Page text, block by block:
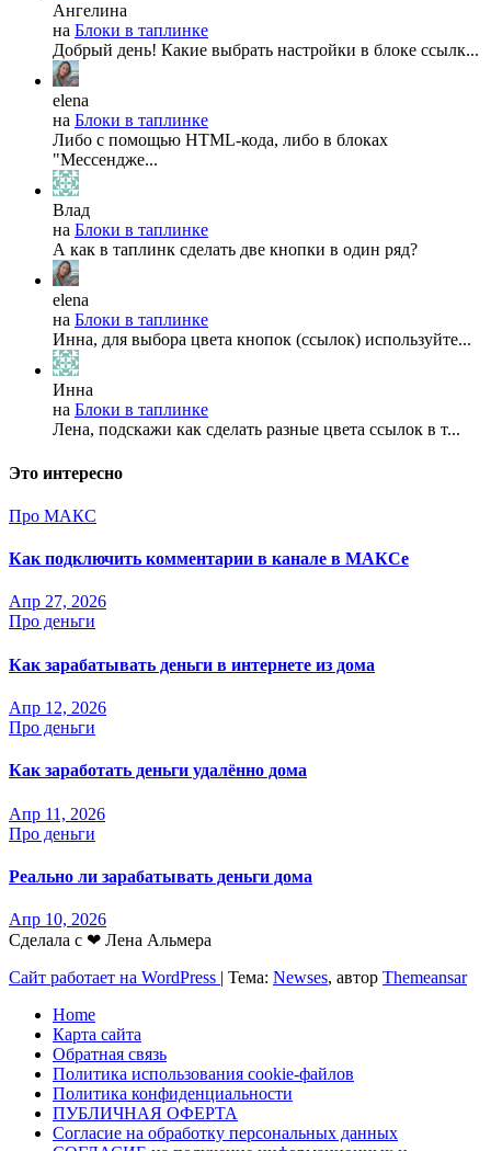
Ангелина
на Блоки в таплинке
Добрый день! Какие выбрать настройки в блоке ссылк...
elena
на Блоки в таплинке
Либо с помощью HTML-кода, либо в блоках
"Мессендже...
Влад
на Блоки в таплинке
А как в таплинк сделать две кнопки в один ряд?
elena
на Блоки в таплинке
Инна, для выбора цвета кнопок (ссылок) используйте...
Инна
на Блоки в таплинке
Лена, подскажи как сделать разные цвета ссылок в т...
Это интересно
Про МАКС
Как подключить комментарии в канале в МАКСе
Апр 27, 2026
Про деньги
Как зарабатывать деньги в интернете из дома
Апр 12, 2026
Про деньги
Как заработать деньги удалённо дома
Апр 11, 2026
Про деньги
Реально ли зарабатывать деньги дома
Апр 10, 2026
Сделала с ❤ Лена Альмера
Сайт работает на WordPress | Тема: Newses, автор Themeansar
Home
Карта сайта
Обратная связь
Политика использования cookie-файлов
Политика конфиденциальности
ПУБЛИЧНАЯ ОФЕРТА
Согласие на обработку персональных данных